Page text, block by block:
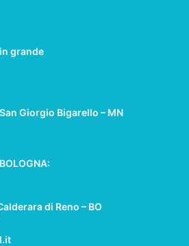
grande
Giorgio Bigarello – MN
di Reno – BO